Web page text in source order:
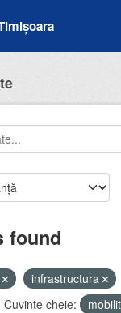
found
infrastructura
Cuvinte cheie: